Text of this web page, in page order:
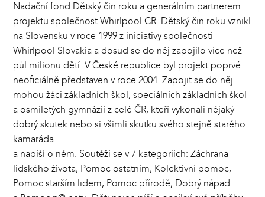
Nadační fond Dětský čin roku a generálním partnerem
projektu společnost Whirlpool CR. Dětský čin roku vznikl
na Slovensku v roce 1999 z iniciativy společnosti
Whirlpool Slovakia a dosud se do něj zapojilo více než
půl milionu dětí. V České republice byl projekt poprvé
neoficiálně představen v roce 2004. Zapojit se do něj
mohou žáci základních škol, speciálních základních škol
a osmiletých gymnázií z celé ČR, kteří vykonali nějaký
dobrý skutek nebo si všimli skutku svého stejně starého
kamaráda
a napíší o něm. Soutěží se v 7 kategoriích: Záchrana
lidského života, Pomoc ostatním, Kolektivní pomoc,
Pomoc starším lidem, Pomoc přírodě, Dobrý nápad